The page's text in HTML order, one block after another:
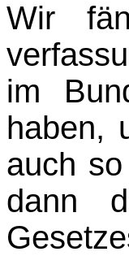
Wir
im
haben,
auch
dann